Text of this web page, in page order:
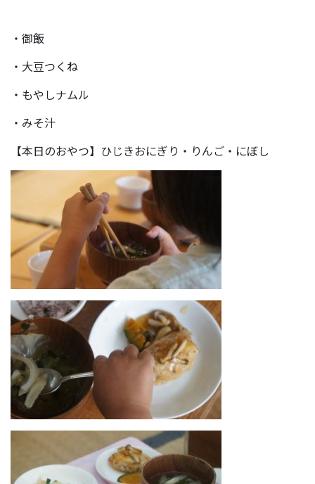
・御飯
・大豆つくね
・もやしナムル
・みそ汁
【本日のおやつ】ひじきおにぎり・りんご・にぼし